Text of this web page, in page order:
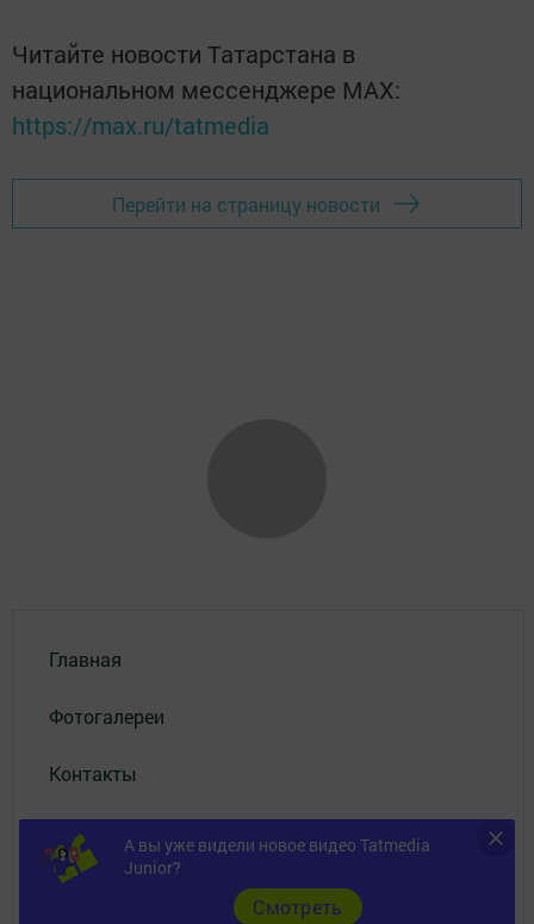
Читайте новости Татарстана в
национальном мессенджере MАХ:
https://max.ru/tatmedia
Перейти на страницу новости
Главная
Фотогалереи
Контакты
Документы
Разное
А вы уже видели новое видео Tatmedia
Junior?
Cмотреть